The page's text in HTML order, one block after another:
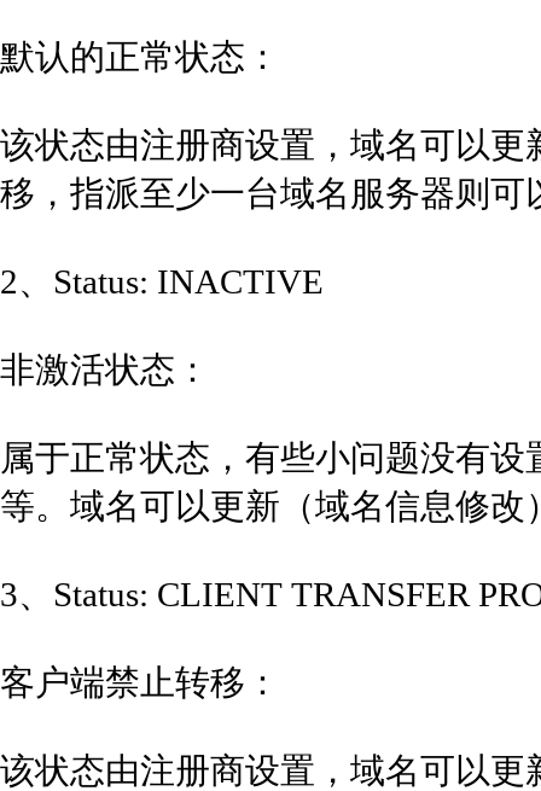
默认的正常状态：
该状态由注册商设置，域名可以
移，指派至少一台域名服务器则可
2、Status: INACTIVE
非激活状态：
属于正常状态，有些小问题没有
等。域名可以更新（域名信息修改
3、Status: CLIENT TRANSFER
客户端禁止转移：
该状态由注册商设置，域名可以